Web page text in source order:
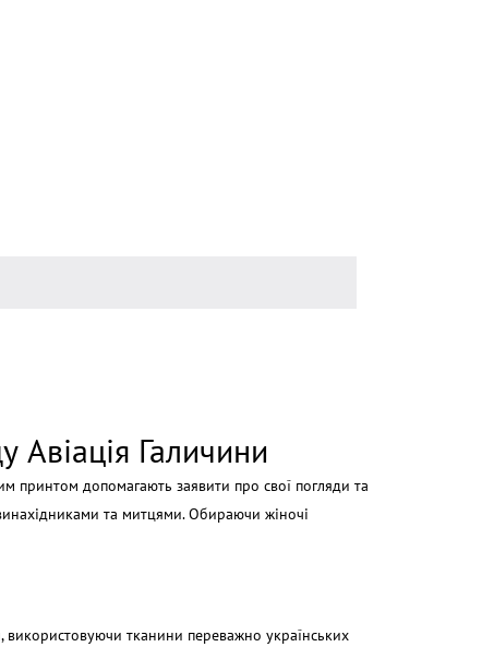
Авіація Галичини
принтом допомагають заявити про свої погляди та
та митцями. Обираючи жіночі
тканини переважно українських